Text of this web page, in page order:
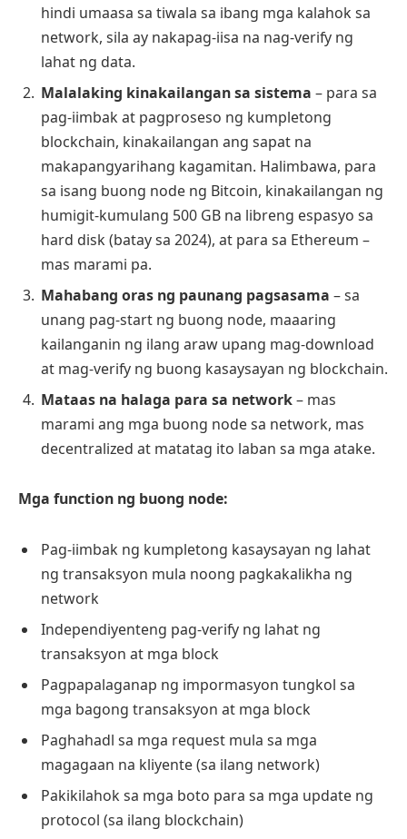
hindi umaasa sa tiwala sa ibang mga kalahok sa
network, sila ay nakapag-iisa na nag-verify ng
lahat ng data.
Malalaking kinakailangan sa sistema – para sa
pag-iimbak at pagproseso ng kumpletong
blockchain, kinakailangan ang sapat na
makapangyarihang kagamitan. Halimbawa, para
sa isang buong node ng Bitcoin, kinakailangan ng
humigit-kumulang 500 GB na libreng espasyo sa
hard disk (batay sa 2024), at para sa Ethereum –
mas marami pa.
Mahabang oras ng paunang pagsasama – sa
unang pag-start ng buong node, maaaring
kailanganin ng ilang araw upang mag-download
at mag-verify ng buong kasaysayan ng blockchain.
Mataas na halaga para sa network– mas
marami ang mga buong node sa network, mas
decentralized at matatag ito laban sa mga atake.
Mga function ng buong node:
Pag-iimbak ng kumpletong kasaysayan ng lahat
ng transaksyon mula noong pagkakalikha ng
network
Independiyenteng pag-verify ng lahat ng
transaksyon at mga block
Pagpapalaganap ng impormasyon tungkol sa
mga bagong transaksyon at mga block
Paghahadl sa mga request mula sa mga
magagaan na kliyente (sa ilang network)
Pakikilahok sa mga boto para sa mga update ng
protocol (sa ilang blockchain)